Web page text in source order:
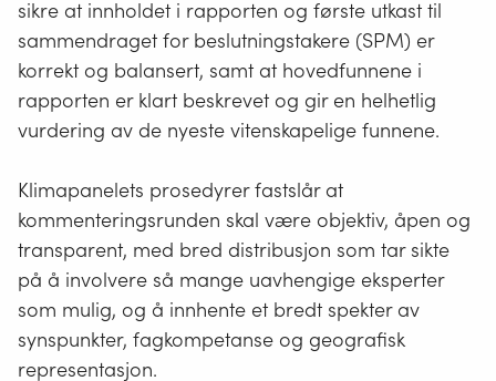
sikre at innholdet i rapporten og første utkast til
sammendraget for beslutningstakere (SPM) er
korrekt og balansert, samt at hovedfunnene i
rapporten er klart beskrevet og gir en helhetlig
vurdering av de nyeste vitenskapelige funnene.
Klimapanelets prosedyrer fastslår at
kommenteringsrunden skal være objektiv, åpen og
transparent, med bred distribusjon som tar sikte
på å involvere så mange uavhengige eksperter
som mulig, og å innhente et bredt spekter av
synspunkter, fagkompetanse og geografisk
representasjon.